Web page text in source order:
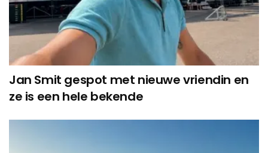
Jan Smit gespot met nieuwe vriendin en
ze is een hele bekende